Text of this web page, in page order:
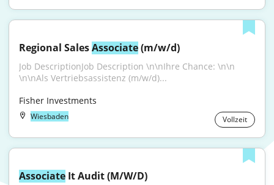
Regional Sales Associate (m/w/d)
Job DescriptionJob Description \n\nIhre Chance: \n\n
\n\nAls Vertriebsassistenz (m/w/d)...
Fisher Investments
Wiesbaden Vollzeit
Associate It Audit (M/W/D)